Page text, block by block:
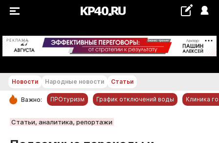
РЕКЛАМА +20...+21 °С
РУБРИКИ
Новости Народные новости Статьи
Важно: ПРОтуризм График отключений воды Клиника
Статьи, аналитика, репортажи